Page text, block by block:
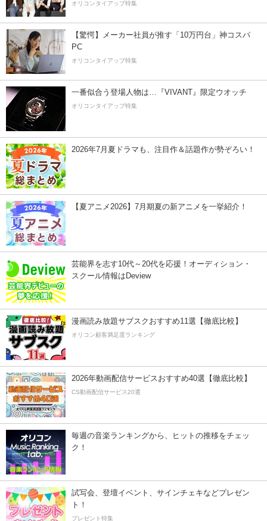
オリコンタイアップ特集
【驚愕】メーカー社員が推す「10万円台」神コスパ
PC
オリコンタイアップ特集
一番似合う登場人物は…『VIVANT』限定ウオッチ
オリコンタイアップ特集
2026年7月夏ドラマも、注目作＆話題作が勢ぞろい！
【夏アニメ2026】7月期夏の新アニメを一挙紹介！
芸能界を志す10代～20代を応援！オーディション・
スクール情報はDeview
漫画読み放題サブスクおすすめ11選【徹底比較】
オリコン顧客満足度ランキング
2026年動画配信サービスおすすめ40選【徹底比較】
CS動画配信サービス20選
毎週の音楽ランキングから、ヒットの推移をチェッ
ク！
試写会、登壇イベント、サインチェキなどプレゼン
ト！
プレゼント特集